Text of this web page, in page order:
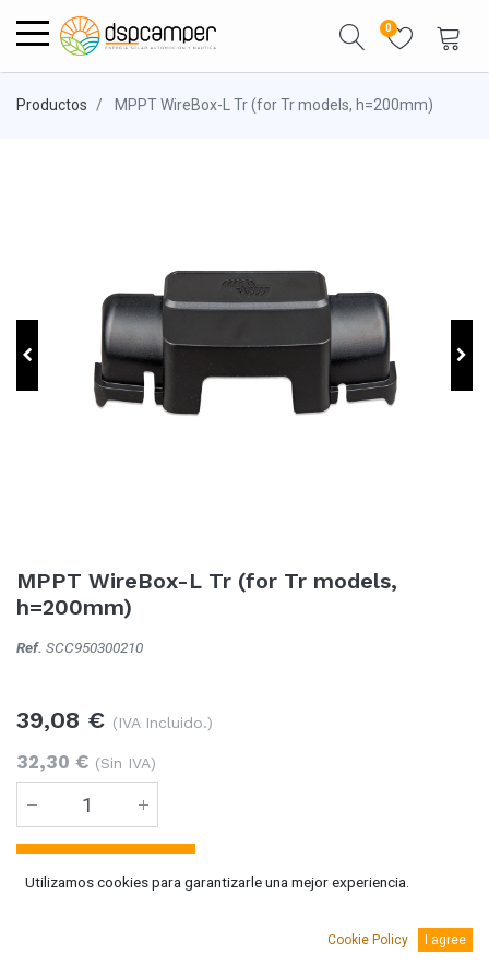
0
Productos MPPT WireBox-L Tr (for Tr models, h=200mm)
MPPT WireBox-L Tr (for Tr models,
h=200mm)
Ref. SCC950300210
39,08 € (IVA Incluido.)
32,30 € (Sin IVA)
Utilizamos cookies para garantizarle una mejor experiencia.
Cookie Policy I agree